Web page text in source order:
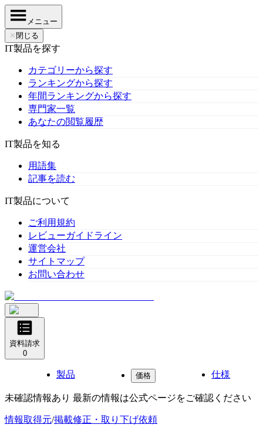
メニュー
✕ 閉じる
IT製品を探す
カテゴリーから探す
ランキングから探す
年間ランキングから探す
専門家一覧
あなたの閲覧履歴
IT製品を知る
用語集
記事を読む
IT製品について
ご利用規約
レビューガイドライン
運営会社
サイトマップ
お問い合わせ
資料請求
0
製品 価格 仕様
未確認情報あり 最新の情報は公式ページをご確認ください
情報取得元/掲載修正・取り下げ依頼